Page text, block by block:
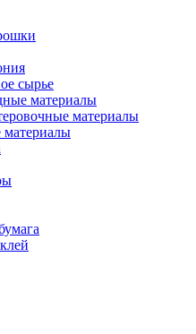
сырье
материалы
материалы